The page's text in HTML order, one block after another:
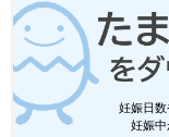
妊娠日
妊娠